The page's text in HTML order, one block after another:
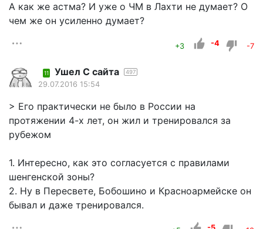
А как же астма? И уже о ЧМ в Лахти не думает? О
чем же он усиленно думает?
+3 -4 -7
11 Ушел С сайта 497
29.07.2016 15:54
> Его практически не было в России на
протяжении 4-х лет, он жил и тренировался за
рубежом
1. Интересно, как это согласуется с правилами
шенгенской зоны?
2. Ну в Пересвете, Бобошино и Красноармейске он
бывал и даже тренировался.